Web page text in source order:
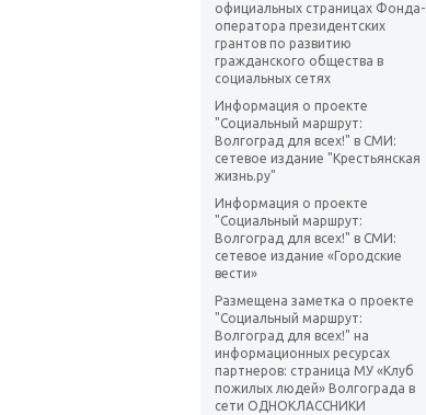
официальных страницах Фонда-
оператора президентских
грантов по развитию
гражданского общества в
социальных сетях
Информация о проекте
"Социальный маршрут:
Волгоград для всех!" в СМИ:
сетевое издание "Крестьянская
жизнь.ру"
Информация о проекте
"Социальный маршрут:
Волгоград для всех!" в СМИ:
сетевое издание «Городские
вести»
Размещена заметка о проекте
"Социальный маршрут:
Волгоград для всех!" на
информационных ресурсах
партнеров: страница МУ «Клуб
пожилых людей» Волгограда в
сети ОДНОКЛАССНИКИ